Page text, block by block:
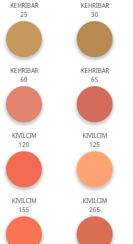
KEHRİBAR
25
KEHRİBAR
30
KEHRİBAR
60
KEHRİBAR
65
KIVILCIM
120
KIVILCIM
125
KIVILCIM
155
KIVILCIM
265